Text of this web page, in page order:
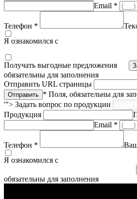
Email *
Телефон *
Я ознакомился с
Получать выгодные предложения
обязательны для заполнения
Отправить URL страницы
* Поля, обязательны для
'"> Задать вопрос по продукции
Продукция
Email *
Телефон *
Я ознакомился с
обязательны для заполнения